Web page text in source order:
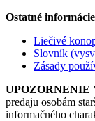
Ostatné informácie
Liečivé
Slovník
Zásady
UPOZORNENIE
predaju osobám
informačného